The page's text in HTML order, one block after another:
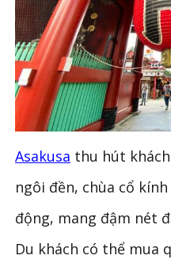
Asakusa thu hút
ngôi đền, chùa cổ
động, mang đậm nét
Du khách có thể mua